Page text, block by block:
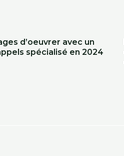
d’oeuvrer avec un
spécialisé en 2024